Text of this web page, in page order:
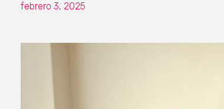
febrero 3, 2025